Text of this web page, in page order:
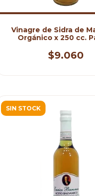
Vinagre de Sidra de
Orgánico x 250 cc.
$9.060
SIN STOCK